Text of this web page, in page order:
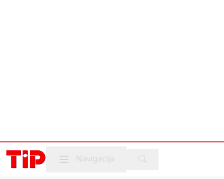
Mobile menu
Navigacija